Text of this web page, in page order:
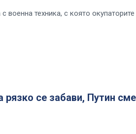
военна техника, с която окупаторите
рязко се забави, Путин